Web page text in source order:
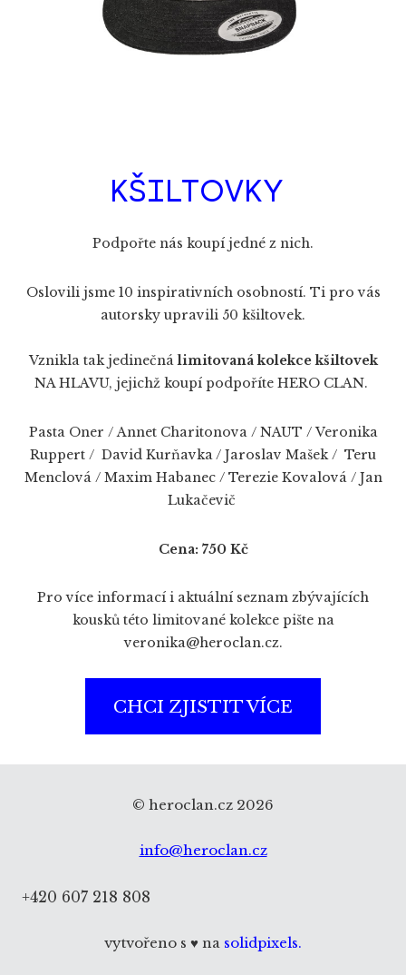
KŠILTOVKY
Podpořte nás koupí jedné z nich.
Oslovili jsme 10 inspirativních osobností. Ti pro vás
autorsky upravili 50 kšiltovek.
Vznikla tak jedinečnálimitovaná kolekce kšiltovek
NA HLAVU, jejichž koupí podpoříte HERO CLAN.
Pasta Oner / Annet Charitonova / NAUT / Veronika
Ruppert / David Kurňavka / Jaroslav Mašek / Teru
Menclová / Maxim Habanec / Terezie Kovalová / Jan
Lukačevič
Cena: 750 Kč
Pro více informací i aktuální seznam zbývajících
kousků této limitované kolekce pište na
veronika@heroclan.cz.
CHCI ZJISTIT VÍCE
© heroclan.cz 2026
info@heroclan.cz
+420 607 218 808
vytvořeno s ♥ na solidpixels.